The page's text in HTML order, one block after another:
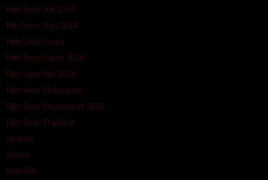
Film Semi Juli 2024
Film Semi Juni 2024
Film Semi Korea
Film Semi Maret 2024
Film Semi Mei 2024
Film Semi Philippines
Film Semi September 2024
Film Semi Thailand
History
Horror
Indofilm